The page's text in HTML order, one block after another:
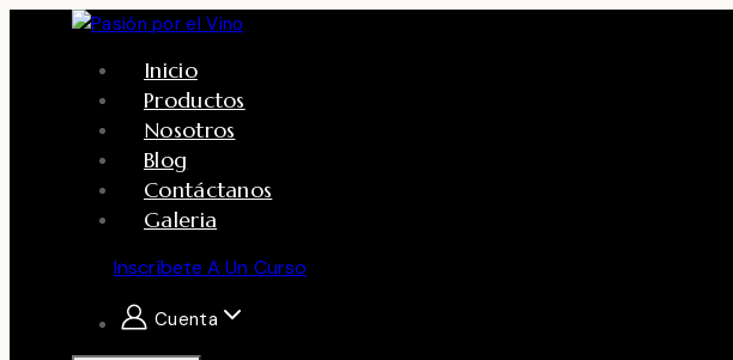
Inicio
Productos
Nosotros
Blog
Contáctanos
Galeria
Inscríbete A Un Curso
Cuenta